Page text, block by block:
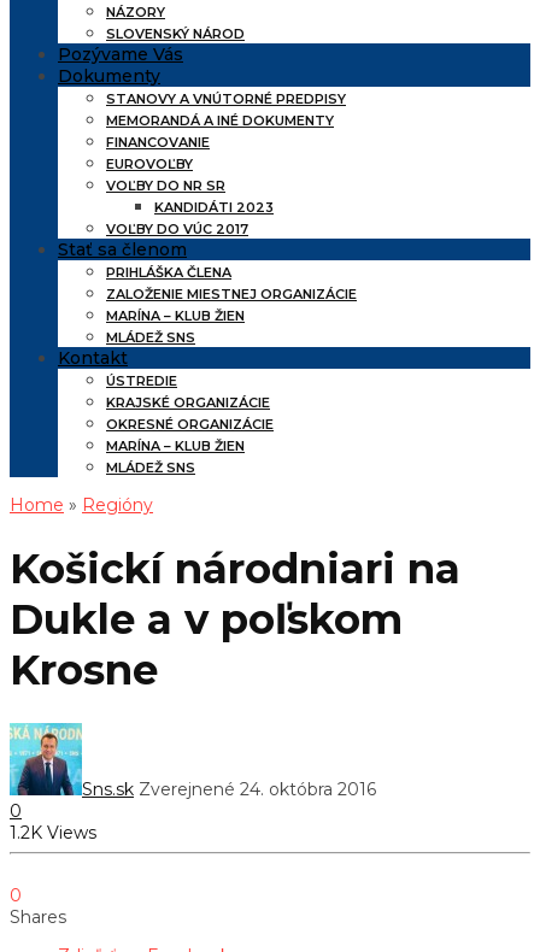
NÁZORY
SLOVENSKÝ NÁROD
Pozývame Vás
Dokumenty
STANOVY A VNÚTORNÉ PREDPISY
MEMORANDÁ A INÉ DOKUMENTY
FINANCOVANIE
EUROVOĽBY
VOĽBY DO NR SR
KANDIDÁTI 2023
VOĽBY DO VÚC 2017
Stať sa členom
PRIHLÁŠKA ČLENA
ZALOŽENIE MIESTNEJ ORGANIZÁCIE
MARÍNA – KLUB ŽIEN
MLÁDEŽ SNS
Kontakt
ÚSTREDIE
KRAJSKÉ ORGANIZÁCIE
OKRESNÉ ORGANIZÁCIE
MARÍNA – KLUB ŽIEN
MLÁDEŽ SNS
Home » Regióny
Košickí národniari na
Dukle a v poľskom
Krosne
Sns.sk Zverejnené 24. októbra 2016
0
1.2K Views
0
Shares